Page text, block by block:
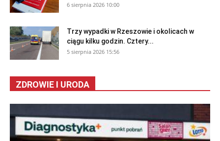
6 sierpnia 2026 10:00
Trzy wypadki w Rzeszowie i okolicach w
ciągu kilku godzin. Cztery...
5 sierpnia 2026 15:56
ZDROWIE I URODA